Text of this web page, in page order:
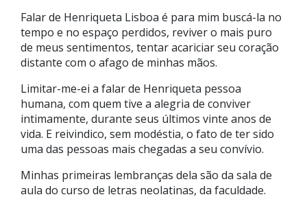
Falar de Henriqueta Lisboa é para mim buscá-la no
tempo e no espaço perdidos, reviver o mais puro
de meus sentimentos, tentar acariciar seu coração
distante com o afago de minhas mãos.
Limitar-me-ei a falar de Henriqueta pessoa
humana, com quem tive a alegria de conviver
intimamente, durante seus últimos vinte anos de
vida. E reivindico, sem modéstia, o fato de ter sido
uma das pessoas mais chegadas a seu convívio.
Minhas primeiras lembranças dela são da sala de
aula do curso de letras neolatinas, da faculdade.